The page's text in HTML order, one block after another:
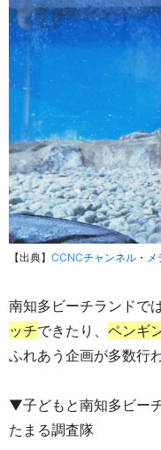
【出典】 CCNCチャンネル ・
南知多ビーチランドでは
ッチできたり、 ペンギ
ふれあう企画が多数行
▼子どもと南知多ビー
たまる調査隊